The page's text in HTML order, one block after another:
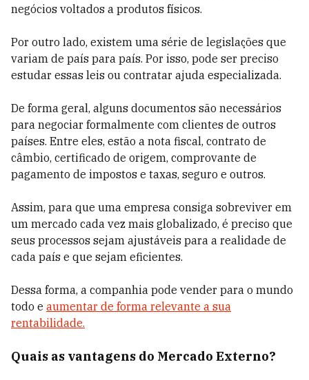
negócios voltados a produtos físicos.
Por outro lado, existem uma série de legislações que
variam de país para país. Por isso, pode ser preciso
estudar essas leis ou contratar ajuda especializada.
De forma geral, alguns documentos são necessários
para negociar formalmente com clientes de outros
países. Entre eles, estão a nota fiscal, contrato de
câmbio, certificado de origem, comprovante de
pagamento de impostos e taxas, seguro e outros.
Assim, para que uma empresa consiga sobreviver em
um mercado cada vez mais globalizado, é preciso que
seus processos sejam ajustáveis para a realidade de
cada país e que sejam eficientes.
Dessa forma, a companhia pode vender para o mundo
todo e aumentar de forma relevante a sua
rentabilidade.
Quais as vantagens do Mercado Externo?